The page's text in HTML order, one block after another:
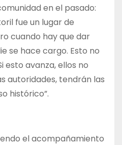
en el pasado:
fue un lugar de
cuando hay que dar
se hace cargo. Esto no
esto avanza, ellos no
autoridades, tendrán las
histórico”.
el acompañamiento